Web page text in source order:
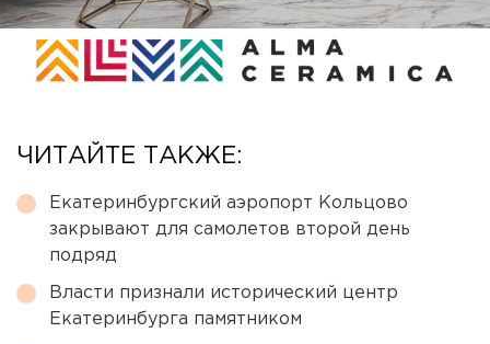
ЧИТАЙТЕ ТАКЖЕ:
Екатеринбургский аэропорт Кольцово
закрывают для самолетов второй день
подряд
Власти признали исторический центр
Екатеринбурга памятником